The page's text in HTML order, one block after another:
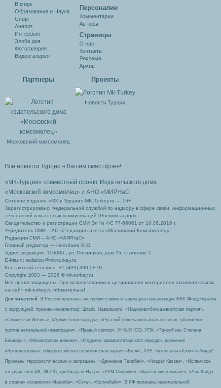
В мире
Образование и Наука
Спорт
Анализ
Интервью
Злоба дня
Фотогалерея
Видеогалерея
Персоналии
Комментарии
Авторы
Cтраницы
О нас
Контакты
Реклама
Архив
Партнеры
Московский комсомолец
Проекты
Новости Турции
Все новости Турции в Вашем смартфоне!
«МК-Турция» совместный проект Издательского дома
«Московский комсомолец» и АНО «МИРНаС
Сетевое издание «МК в Турции» MK-Turkey.ru — 16+
Зарегистрировано Федеральной службой по надзору в сфере связи, информационных
технологий и массовых коммуникаций (Роскомнадзор).
Свидетельство о регистрации СМИ Эл № ФС 77-66061 от 10.06.2016 г.
Учредитель СМИ – АО «Редакция газеты «Московский Комсомолец»
Редакция СМИ – АНО «МИРНаС»
Главный редактор — Ниязбаев Я.Ю.
Адрес редакции: 115035 , ул. Пятницкая, дом 25, строение 1.
Е-Маил: redaktor@mk-turkey.ru
Контактный телефон: +7 (499) 390-08-91
Copyright 2003 — 2026 © mk-turkey.ru
Все права защищены. При использовании и цитировании материалов активная ссылка
на сайт mk-turkey.ru обязательна!
Для читателей : В России признаны экстремистскими и запрещены организации ФБК (Фонд борьбы
с коррупцией, признан иноагентом), Штабы Навального, «Национал-большевистская партия»,
«Свидетели Иеговы», «Армия воли народа», «Русский общенациональный союз», «Движение
против нелегальной иммиграции», «Правый сектор», УНА-УНСО, УПА, «Тризуб им. Степана
Бандеры», «Мизантропик дивижн», «Меджлис крымскотатарского народа», движение
«Артподготовка», общероссийская политическая партия «Воля», АУЕ, батальоны «Азов» и Айдар″.
Признаны террористическими и запрещены: «Движение Талибан», «Имарат Кавказ», «Исламское
государство» (ИГ, ИГИЛ), Джебхад-ан-Нусра, «АУМ Синрике», «Братья-мусульмане», «Аль-Каида
в странах исламского Магриба», «Сеть», «Колумбайн». В РФ признана нежелательной